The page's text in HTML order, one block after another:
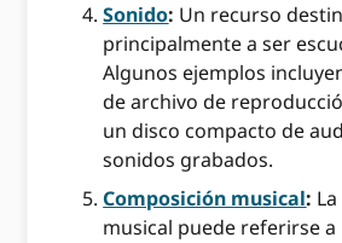
Sonido: Un recurso
principalmente a ser
Algunos ejemplos
de archivo de
un disco compacto de
sonidos grabados.
Composición musical:
musical puede referirse a